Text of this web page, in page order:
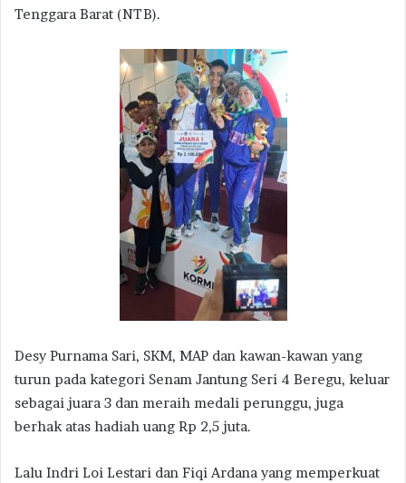
Tenggara Barat (NTB).
Desy Purnama Sari, SKM, MAP dan kawan-kawan yang
turun pada kategori Senam Jantung Seri 4 Beregu, keluar
sebagai juara 3 dan meraih medali perunggu, juga
berhak atas hadiah uang Rp 2,5 juta.
Lalu Indri Loi Lestari dan Fiqi Ardana yang memperkuat